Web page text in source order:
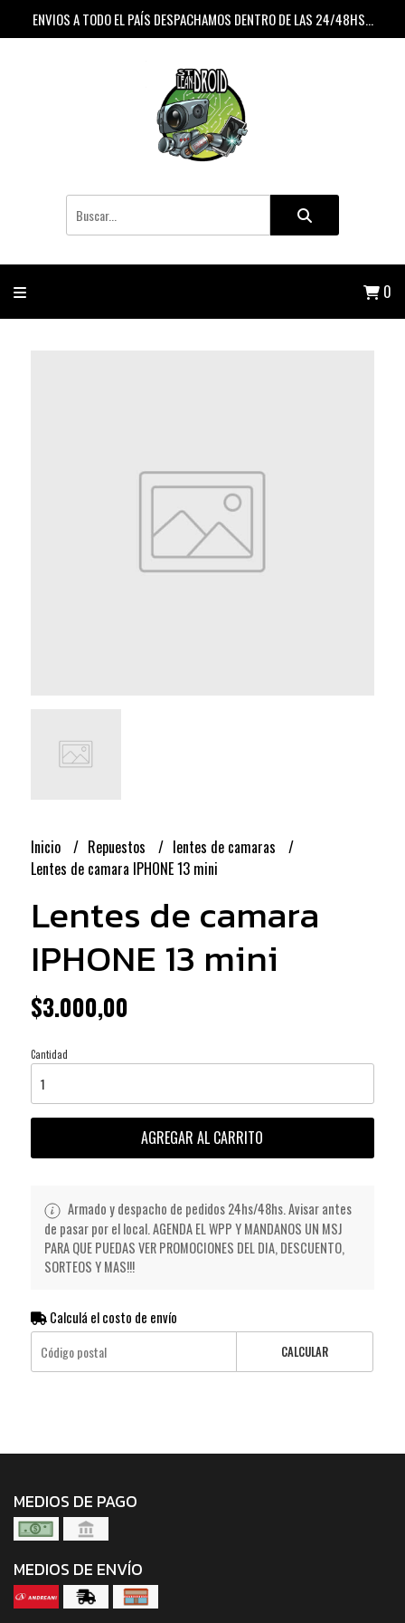
ENVIOS A TODO EL PAÍS DESPACHAMOS DENTRO DE LAS 24/48HS...
0
Inicio Repuestos
lentes de camaras
Lentes de camara IPHONE 13 mini
Lentes de camara
IPHONE 13 mini
$3.000,00
Cantidad
AGREGAR AL CARRITO
Armado y despacho de pedidos 24hs/48hs. Avisar antes
de pasar por el local. AGENDA EL WPP Y MANDANOS UN MSJ
PARA QUE PUEDAS VER PROMOCIONES DEL DIA, DESCUENTO,
SORTEOS Y MAS!!!
Calculá el costo de envío
CALCULAR
MEDIOS DE PAGO
MEDIOS DE ENVÍO